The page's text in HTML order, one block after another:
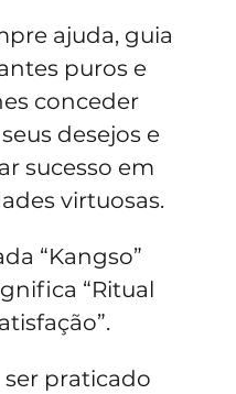
ajuda, guia
puros e
conceder
desejos e
sucesso em
virtuosas.
“Kangso”
“Ritual
praticado